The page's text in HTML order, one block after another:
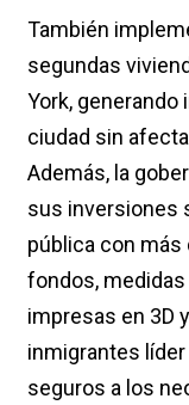
También
segundas
York,
ciudad sin
Además, la
sus inversiones
pública con más
fondos,
impresas en 3D
inmigrantes
seguros a los